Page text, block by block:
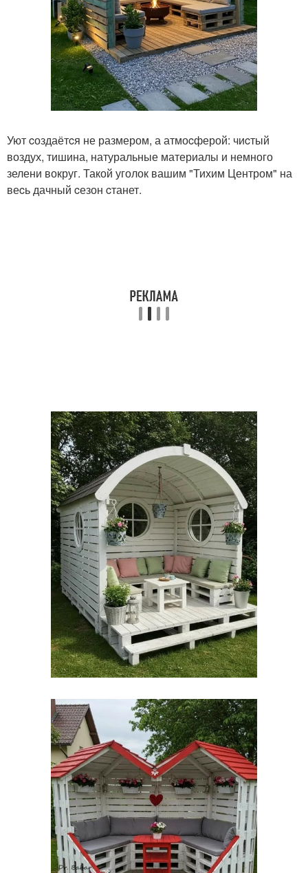
Уют cоздаётcя не размером, а атмоcферой: чиcтый
воздух, тишина, натуральные материалы и немного
зелени вокруг. Такой уголок вашим "Тихим Центром" на
веcь дачный cезон cтанет.